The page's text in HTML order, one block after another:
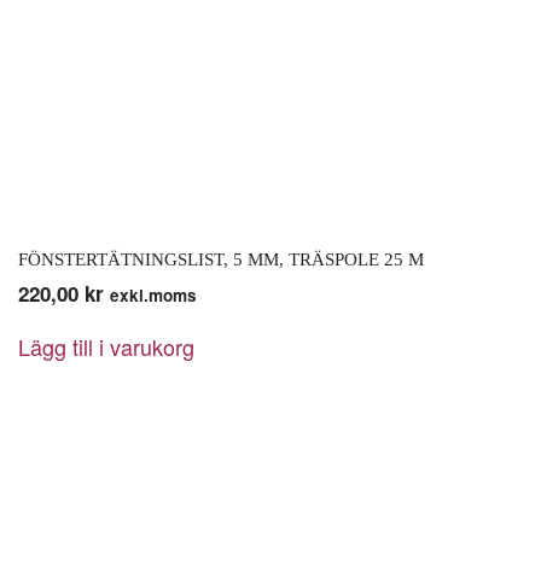
FÖNSTERTÄTNINGSLIST, 5 MM, TRÄSPOLE 25 M
220,00 kr exkl.moms
Lägg till i varukorg